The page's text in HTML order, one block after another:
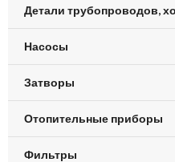
Детали трубопроводов,
Насосы
Затворы
Отопительные приборы
Фильтры